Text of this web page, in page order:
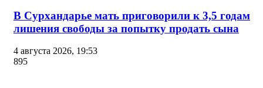
В Сурхандарье мать приговорили к 3,5 годам
лишения свободы за попытку продать сына
4 августа 2026, 19:53
895